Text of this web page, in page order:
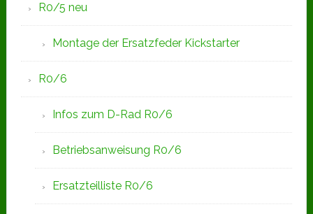
R0/5 neu
Montage der Ersatzfeder Kickstarter
R0/6
Infos zum D-Rad R0/6
Betriebsanweisung R0/6
Ersatzteilliste R0/6